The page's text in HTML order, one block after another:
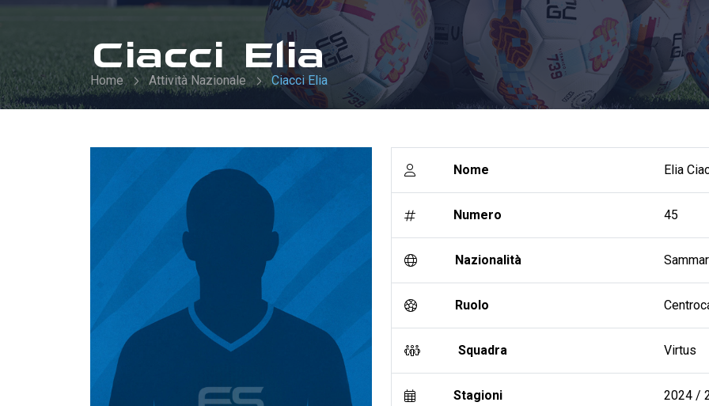
Ciacci Elia
Home Attività Nazionale Ciacci Elia
Nome Elia
Numero 45
Nazionalità
Ruolo
Squadra Virtus
Stagioni 2024 /